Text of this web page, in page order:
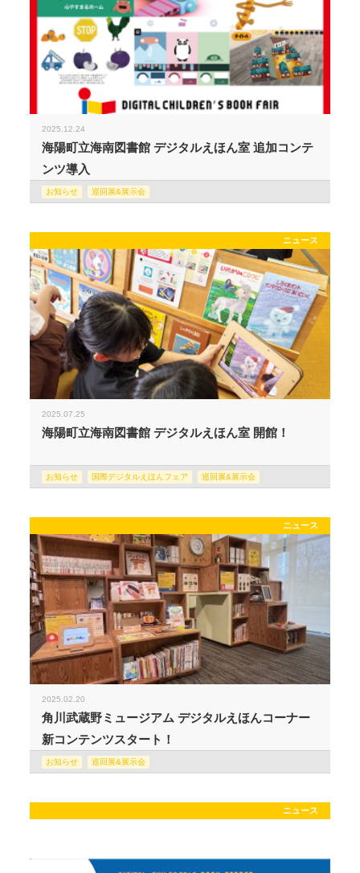
2025.12.24
海陽町立海南図書館 デジタルえほん室 追加コンテ
ンツ導入
お知らせ 巡回展&展示会
ニュース
2025.07.25
海陽町立海南図書館 デジタルえほん室 開館！
お知らせ 国際デジタルえほんフェア 巡回展&展示会
ニュース
2025.02.20
角川武蔵野ミュージアム デジタルえほんコーナー
新コンテンツスタート！
お知らせ 巡回展&展示会
ニュース